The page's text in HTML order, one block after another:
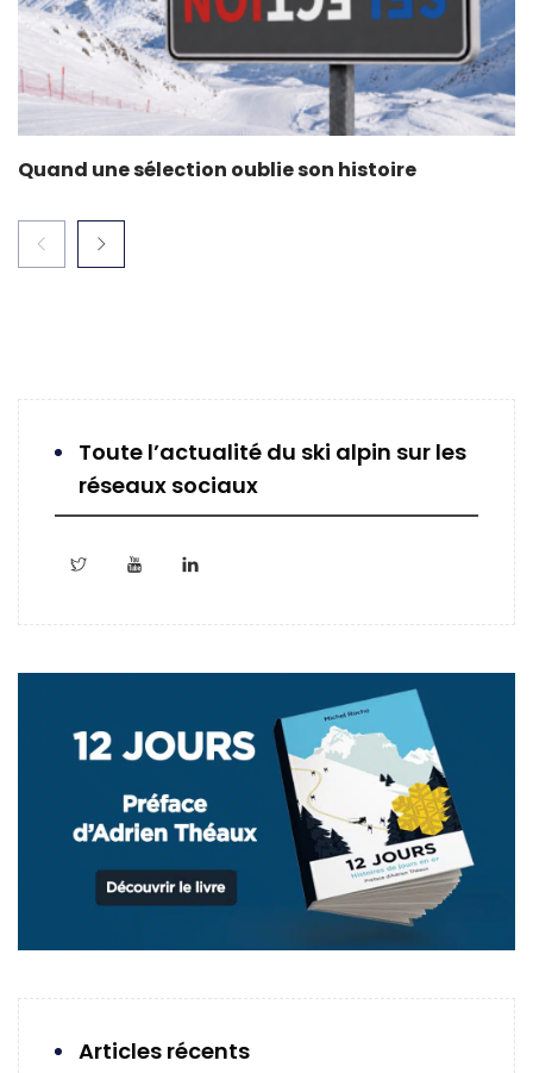
Quand une sélection oublie son histoire
Toute l’actualité du ski alpin sur les
réseaux sociaux
Articles récents